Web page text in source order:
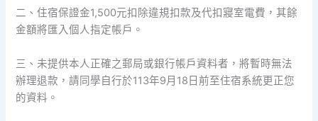
二、住宿保證金1,500元扣除違規扣款及代扣寢室電費，其餘
金額將匯入個人指定帳戶。
三、未提供本人正確之郵局或銀行帳戶資料者，將暫時無法
辦理退款，請同學自行於113年9月18日前至住宿系統更正您
的資料。